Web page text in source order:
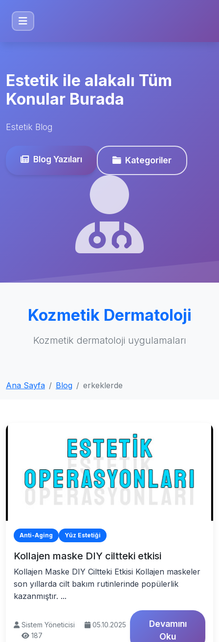
Estetik ile alakalı Tüm
Konular Burada
Estetik Blog
Blog Yazıları Kategoriler
Kozmetik Dermatoloji
Kozmetik dermatoloji uygulamaları
Ana Sayfa Blog erkeklerde
Anti-Aging Yüz Estetiği
Kollajen maske DIY ciltteki etkisi
Kollajen Maske DIY Ciltteki Etkisi Kollajen maskeler
son yıllarda cilt bakım rutinlerinde popülerlik
kazanmıştır. ...
Sistem Yöneticisi
05.10.2025
187
Devamını
Oku